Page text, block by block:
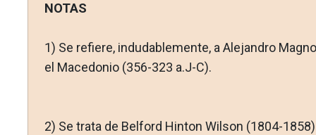
NOTAS
1) Se refiere, indudablemente, a Alejandro Magno
el Macedonio (356-323 a.J-C).
2) Se trata de Belford Hinton Wilson (1804-1858)